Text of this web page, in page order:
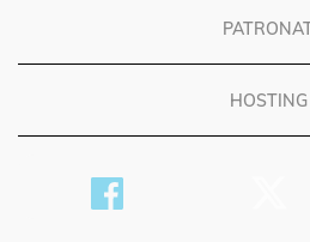
PATRONAT
HOSTING